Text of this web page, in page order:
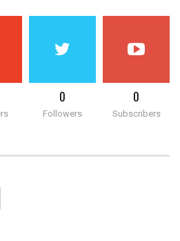
0
Followers
0
Subscribers